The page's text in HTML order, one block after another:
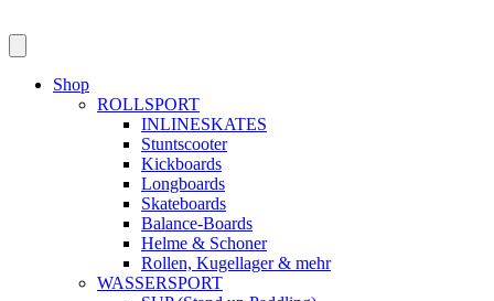
Shop
ROLLSPORT
INLINESKATES
Stuntscooter
Kickboards
Longboards
Skateboards
Balance-Boards
Helme & Schoner
Rollen, Kugellager & mehr
WASSERSPORT